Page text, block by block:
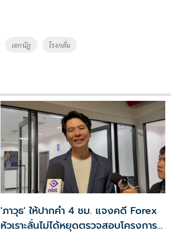
เอกนัฎ โรงกลั่น
'ภาวุธ' ให้ปากคำ 4 ชม. แจงคดี Forex
หัวเราะลั่นไม่ได้หยุดตรวจสอบโครงการ